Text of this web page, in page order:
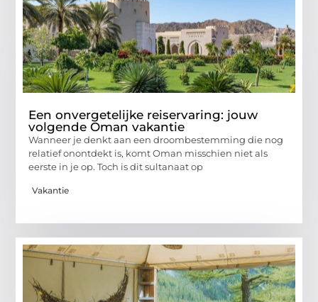
Een onvergetelijke reiservaring: jouw
volgende Oman vakantie
Wanneer je denkt aan een droombestemming die nog
relatief onontdekt is, komt Oman misschien niet als
eerste in je op. Toch is dit sultanaat op
Vakantie